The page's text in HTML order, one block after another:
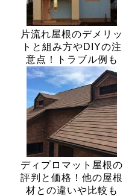
片流れ屋根のデメリッ
トと組み方やDIYの注
意点！トラブル例も
ディプロマット屋根の
評判と価格！他の屋根
材との違いや比較も